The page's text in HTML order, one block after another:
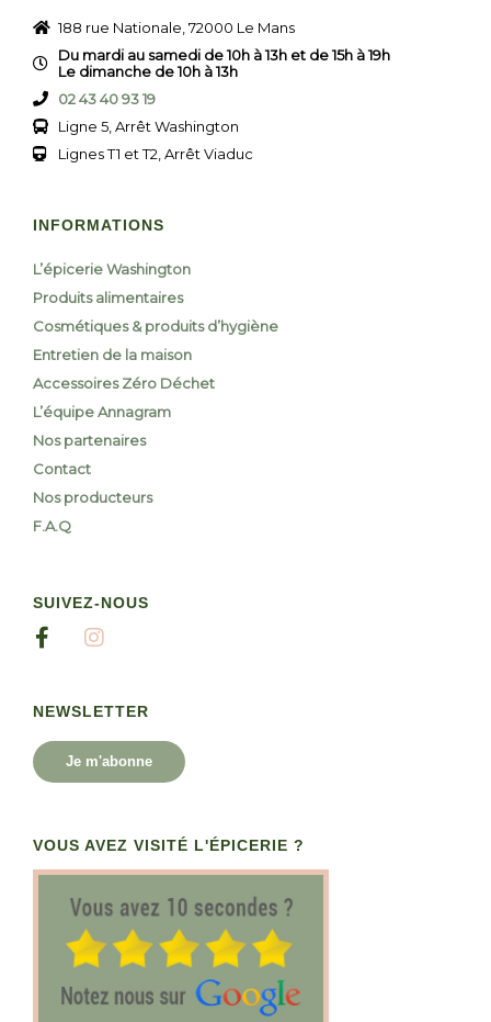
188 rue Nationale, 72000 Le Mans
Du mardi au samedi de 10h à 13h et de 15h à 19h
Le dimanche de 10h à 13h
02 43 40 93 19
Ligne 5, Arrêt Washington
Lignes T1 et T2, Arrêt Viaduc
INFORMATIONS
L’épicerie Washington
Produits alimentaires
Cosmétiques & produits d’hygiène
Entretien de la maison
Accessoires Zéro Déchet
L’équipe Annagram
Nos partenaires
Contact
Nos producteurs
F.A.Q
SUIVEZ-NOUS
NEWSLETTER
Je m'abonne
VOUS AVEZ VISITÉ L'ÉPICERIE ?